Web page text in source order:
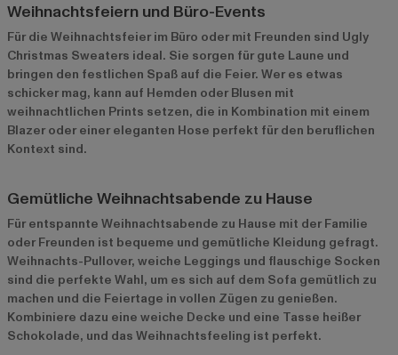
Weihnachtsfeiern und Büro-Events
Für die Weihnachtsfeier im Büro oder mit Freunden sind Ugly
Christmas Sweaters ideal. Sie sorgen für gute Laune und
bringen den festlichen Spaß auf die Feier. Wer es etwas
schicker mag, kann auf Hemden oder Blusen mit
weihnachtlichen Prints setzen, die in Kombination mit einem
Blazer oder einer eleganten Hose perfekt für den beruflichen
Kontext sind.
Gemütliche Weihnachtsabende zu Hause
Für entspannte Weihnachtsabende zu Hause mit der Familie
oder Freunden ist bequeme und gemütliche Kleidung gefragt.
Weihnachts-Pullover, weiche Leggings und flauschige Socken
sind die perfekte Wahl, um es sich auf dem Sofa gemütlich zu
machen und die Feiertage in vollen Zügen zu genießen.
Kombiniere dazu eine weiche Decke und eine Tasse heißer
Schokolade, und das Weihnachtsfeeling ist perfekt.